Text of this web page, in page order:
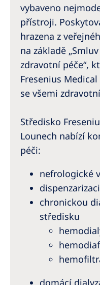
vybaveno
přístroji.
hrazena z
na základě
zdravotní péče“,
Fresenius Medical
se všemi
Středisko
Lounech nabízí
péči:
nefrologické
chronickou
středisku
domácí